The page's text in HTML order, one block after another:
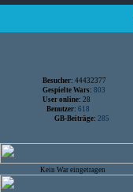
Besucher: 44432377
Gespielte Wars: 803
User online: 28
Benutzer: 618
GB-Beiträge: 285
Kein War eingetragen